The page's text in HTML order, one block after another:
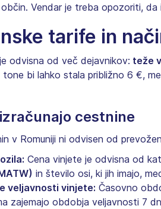
Vendar je treba opozoriti,
tarife in
odvisna od več dejavnikov: teže
bi lahko stala približno 6 €,
cestnine
v Romuniji ni odvisen od
Cena vinjete je odvisna od
in število osi, ki jih imajo,
veljavnosti vinjete: Časovno
zajemajo obdobja veljavnosti 7